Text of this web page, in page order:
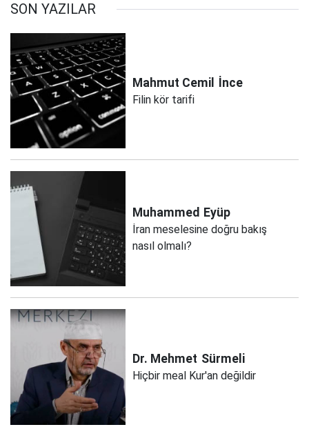
SON YAZILAR
Mahmut Cemil İnce
Filin kör tarifi
Muhammed Eyüp
İran meselesine doğru bakış
nasıl olmalı?
Dr. Mehmet Sürmeli
Hiçbir meal Kur'an değildir